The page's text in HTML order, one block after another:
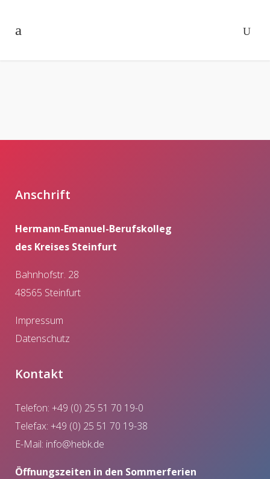
Anschrift
Hermann-Emanuel-Berufskolleg
des Kreises Steinfurt
Bahnhofstr. 28
48565 Steinfurt
Impressum
Datenschutz
Kontakt
Telefon: +49 (0) 25 51 70 19-0
Telefax: +49 (0) 25 51 70 19-38
E-Mail: info@hebk.de
Öffnungszeiten in den Sommerferien